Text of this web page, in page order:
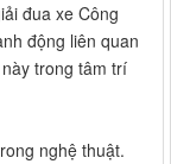
đua xe Công
động liên quan
trong tâm trí
nghệ thuật.